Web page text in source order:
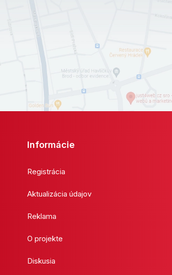
Informácie
Registrácia
Aktualizácia údajov
Reklama
O projekte
Diskusia